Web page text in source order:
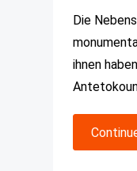
Die
ihnen